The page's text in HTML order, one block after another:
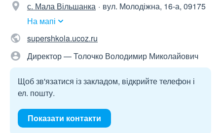
с. Мала Вільшанка
вул. Молодіжна, 16-а, 09175
На мапі
supershkola.ucoz.ru
Директор — Толочко Володимир Миколайович
Щоб зв'язатися із закладом, відкрийте телефон і
ел. пошту.
Показати контакти